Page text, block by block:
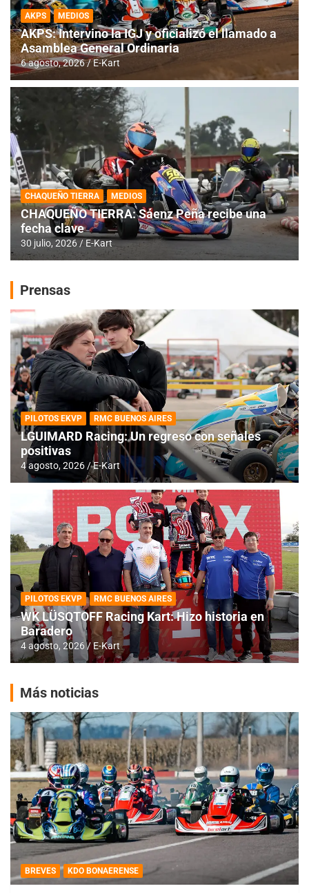
AKPS MEDIOS
AKPS: Intervino la IGJ y oficializó el llamado a
Asamblea General Ordinaria
6 agosto, 2026 E-Kart
CHAQUEÑO TIERRA MEDIOS
CHAQUEÑO TIERRA: Sáenz Peña recibe una
fecha clave
30 julio, 2026 E-Kart
Prensas
PILOTOS EKVP RMC BUENOS AIRES
LGUIMARD Racing: Un regreso con señales
positivas
4 agosto, 2026 E-Kart
PILOTOS EKVP RMC BUENOS AIRES
WK LÜSQTOFF Racing Kart: Hizo historia en
Baradero
4 agosto, 2026 E-Kart
Más noticias
BREVES KDO BONAERENSE